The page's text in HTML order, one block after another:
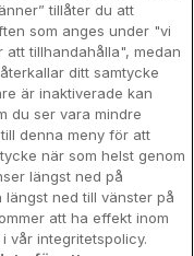
Best Western
1.2km from centre
dates
tillåter du att
som anges under "vi
tillhandahålla", medan
ditt samtycke
är inaktiverade kan
du ser vara mindre
denna meny för att
när som helst genom
längst ned på
ned till vänster på
att ha effekt inom
vår integritetspolicy.